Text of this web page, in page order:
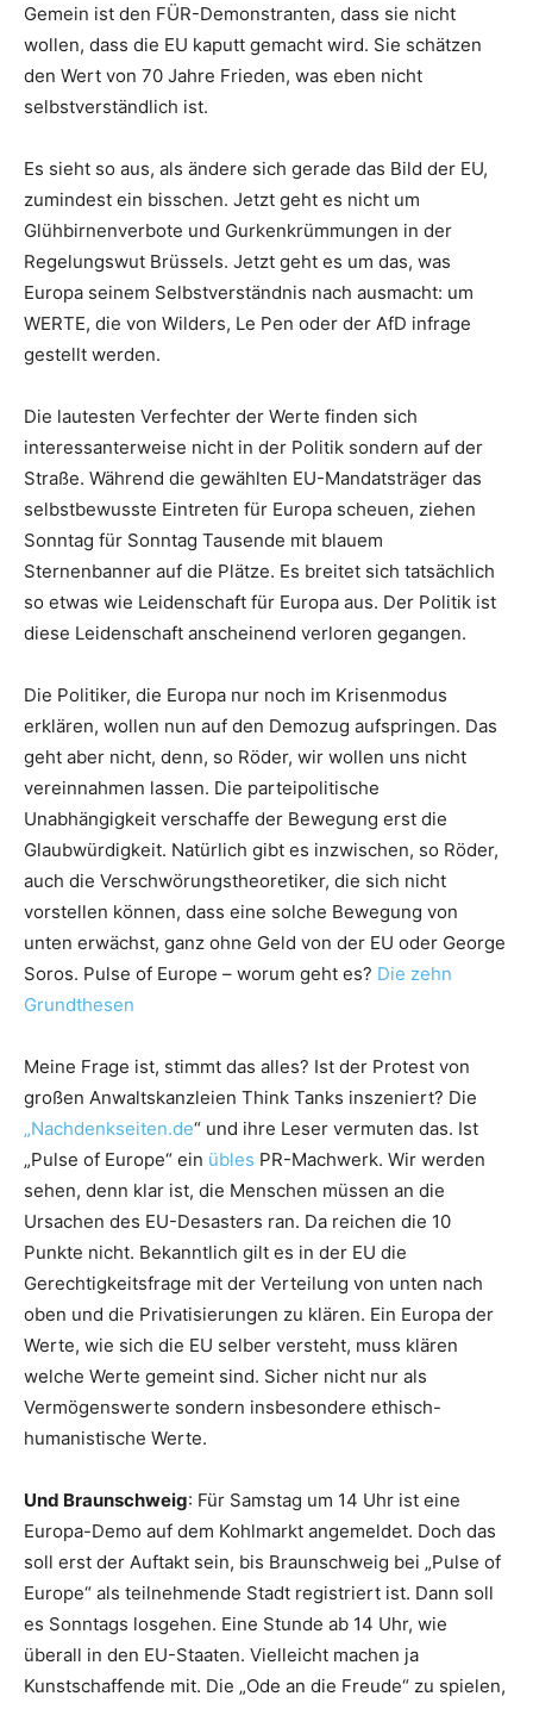
Gemein ist den FÜR-Demonstranten, dass sie nicht
wollen, dass die EU kaputt gemacht wird. Sie schätzen
den Wert von 70 Jahre Frieden, was eben nicht
selbstverständlich ist.
Es sieht so aus, als ändere sich gerade das Bild der EU,
zumindest ein bisschen. Jetzt geht es nicht um
Glühbirnenverbote und Gurkenkrümmungen in der
Regelungswut Brüssels. Jetzt geht es um das, was
Europa seinem Selbstverständnis nach ausmacht: um
WERTE, die von Wilders, Le Pen oder der AfD infrage
gestellt werden.
Die lautesten Verfechter der Werte finden sich
interessanterweise nicht in der Politik sondern auf der
Straße. Während die gewählten EU-Mandatsträger das
selbstbewusste Eintreten für Europa scheuen, ziehen
Sonntag für Sonntag Tausende mit blauem
Sternenbanner auf die Plätze. Es breitet sich tatsächlich
so etwas wie Leidenschaft für Europa aus. Der Politik ist
diese Leidenschaft anscheinend verloren gegangen.
Die Politiker, die Europa nur noch im Krisenmodus
erklären, wollen nun auf den Demozug aufspringen. Das
geht aber nicht, denn, so Röder, wir wollen uns nicht
vereinnahmen lassen. Die parteipolitische
Unabhängigkeit verschaffe der Bewegung erst die
Glaubwürdigkeit. Natürlich gibt es inzwischen, so Röder,
auch die Verschwörungstheoretiker, die sich nicht
vorstellen können, dass eine solche Bewegung von
unten erwächst, ganz ohne Geld von der EU oder George
Soros. Pulse of Europe – worum geht es? Die zehn
Grundthesen
Meine Frage ist, stimmt das alles? Ist der Protest von
großen Anwaltskanzleien Think Tanks inszeniert? Die
„Nachdenkseiten.de“ und ihre Leser vermuten das. Ist
„Pulse of Europe“ ein übles PR-Machwerk. Wir werden
sehen, denn klar ist, die Menschen müssen an die
Ursachen des EU-Desasters ran. Da reichen die 10
Punkte nicht. Bekanntlich gilt es in der EU die
Gerechtigkeitsfrage mit der Verteilung von unten nach
oben und die Privatisierungen zu klären. Ein Europa der
Werte, wie sich die EU selber versteht, muss klären
welche Werte gemeint sind. Sicher nicht nur als
Vermögenswerte sondern insbesondere ethisch-
humanistische Werte.
Und Braunschweig: Für Samstag um 14 Uhr ist eine
Europa-Demo auf dem Kohlmarkt angemeldet. Doch das
soll erst der Auftakt sein, bis Braunschweig bei „Pulse of
Europe“ als teilnehmende Stadt registriert ist. Dann soll
es Sonntags losgehen. Eine Stunde ab 14 Uhr, wie
überall in den EU-Staaten. Vielleicht machen ja
Kunstschaffende mit. Die „Ode an die Freude“ zu spielen,